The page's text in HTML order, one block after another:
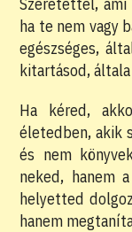
ha te nem vagy
egészséges,
kitartásod,
Ha kéred,
életedben, akik
és nem
neked, hanem
helyetted
hanem